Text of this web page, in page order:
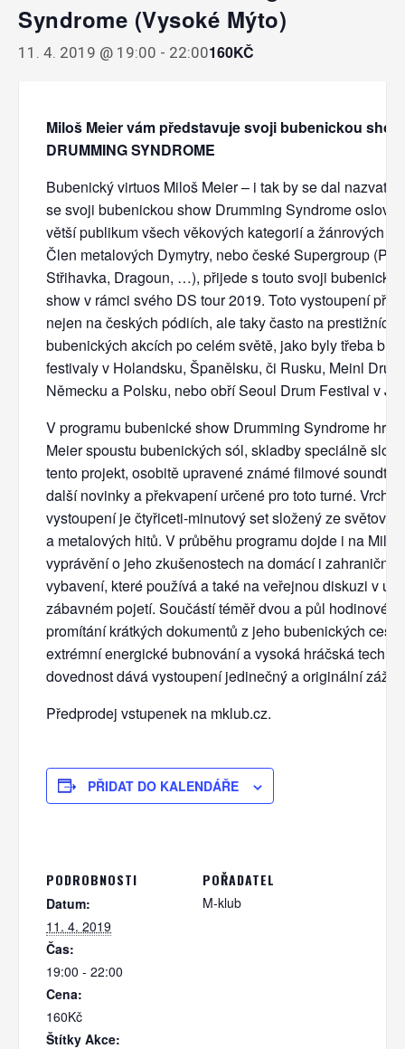
Syndrome (Vysoké Mýto)
11. 4. 2019 @ 19:00 - 22:00160KČ
Miloš Meier vám představuje svoji bubenickou show
DRUMMING SYNDROME
Bubenický virtuos Miloš Meier – i tak by se dal nazvat
se svoji bubenickou show Drumming Syndrome
větší publikum všech věkových kategorií a žánrových
Člen metalových Dymytry, nebo české Supergroup
Střihavka, Dragoun, …), přijede s touto svoji
show v rámci svého DS tour 2019. Toto vystoupení
nejen na českých pódiích, ale taky často na prestižních
bubenických akcích po celém světě, jako byly třeba
festivaly v Holandsku, Španělsku, či Rusku, Meinl
Německu a Polsku, nebo obří Seoul Drum Festival v
V programu bubenické show Drumming Syndrome
Meier spoustu bubenických sól, skladby speciálně
tento projekt, osobitě upravené známé filmové
další novinky a překvapení určené pro toto turné.
vystoupení je čtyřiceti-minutový set složený ze
a metalových hitů. V průběhu programu dojde i na
vyprávění o jeho zkušenostech na domácí i zahraniční
vybavení, které používá a také na veřejnou diskuzi v
zábavném pojetí. Součástí téměř dvou a půl hodinové
promítání krátkých dokumentů z jeho bubenických cest.
extrémní energické bubnování a vysoká hráčská
dovednost dává vystoupení jedinečný a originální
Předprodej vstupenek na mklub.cz.
PŘIDAT DO KALENDÁŘE
PODROBNOSTI
Datum:
11. 4. 2019
Čas:
19:00 - 22:00
Cena:
160Kč
Štítky Akce:
POŘADATEL
M-klub